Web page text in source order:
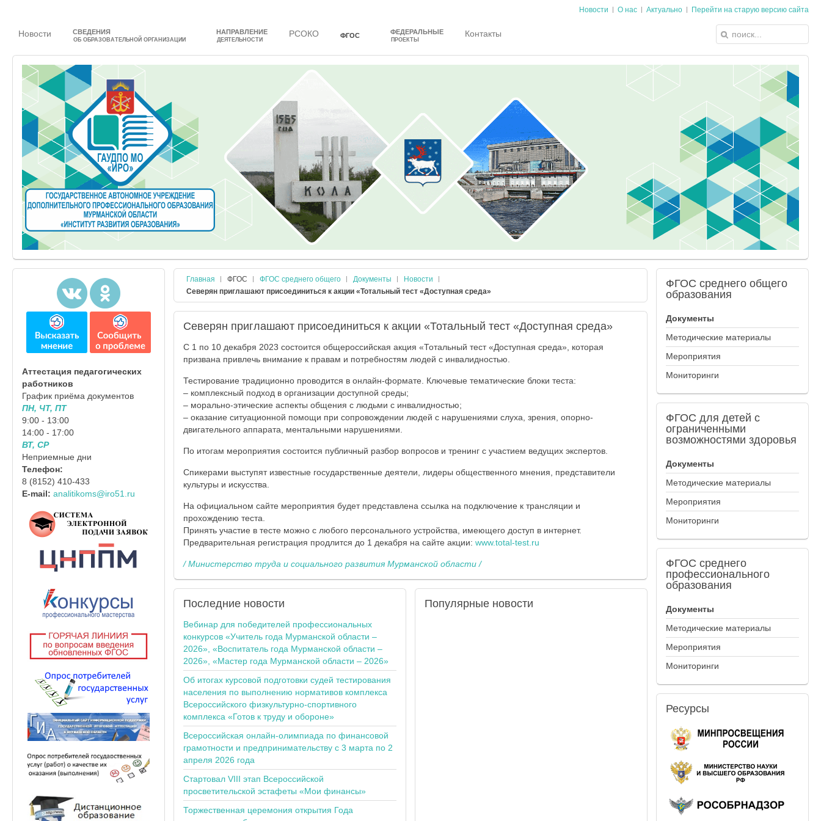
Новости О нас Актуально Перейти на старую версию сайта
Новости СВЕДЕНИЯ
ОБ ОБРАЗОВАТЕЛЬНОЙ ОРГАНИЗАЦИИ
НАПРАВЛЕНИЕ
ДЕЯТЕЛЬНОСТИ
РСОКО ФГОС ФЕДЕРАЛЬНЫЕ
ПРОЕКТЫ
Контакты
Главная ФГОС ФГОС среднего общего Документы
Новости
Северян приглашают присоединиться к акции «Тотальный тест «Доступная среда»
Северян приглашают присоединиться к акции «Тотальный тест «Доступная среда»
С 1 по 10 декабря 2023 состоится общероссийская акция «Тотальный тест «Доступная среда», которая
призвана привлечь внимание к правам и потребностям людей с инвалидностью.
Тестирование традиционно проводится в онлайн-формате. Ключевые тематические блоки теста:
– комплексный подход в организации доступной среды;
– морально-этические аспекты общения с людьми с инвалидностью;
– оказание ситуационной помощи при сопровождении людей с нарушениями слуха, зрения, опорно-
двигательного аппарата, ментальными нарушениями.
По итогам мероприятия состоится публичный разбор вопросов и тренинг с участием ведущих экспертов.
Спикерами выступят известные государственные деятели, лидеры общественного мнения, представители
культуры и искусства.
На официальном сайте мероприятия будет представлена ссылка на подключение к трансляции и
прохождению теста.
Принять участие в тесте можно с любого персонального устройства, имеющего доступ в интернет.
Предварительная регистрация продлится до 1 декабря на сайте акции: www.total-test.ru
/ Министерство труда и социального развития Мурманской области /
Последниеновости
Вебинар для победителей профессиональных
конкурсов «Учитель года Мурманской области –
2026», «Воспитатель года Мурманской области –
2026», «Мастер года Мурманской области – 2026»
Об итогах курсовой подготовки судей тестирования
населения по выполнению нормативов комплекса
Всероссийского физкультурно-спортивного
комплекса «Готов к труду и обороне»
Всероссийская онлайн-олимпиада по финансовой
грамотности и предпринимательству с 3 марта по 2
апреля 2026 года
Стартовал VIII этап Всероссийской
просветительской эстафеты «Мои финансы»
Торжественная церемония открытия Года
Популярныеновости
Аттестация педагогических
работников
График приёма документов
ПН, ЧТ, ПТ
9:00 - 13:00
14:00 - 17:00
ВТ, СР
Неприемные дни
Телефон:
8 (8152) 410-433
E-mail: analitikoms@iro51.ru
ФГОС среднего общего
образования
Документы
Методические материалы
Мероприятия
Мониторинги
ФГОС для детей с
ограниченными
возможностями здоровья
Документы
Методические материалы
Мероприятия
Мониторинги
ФГОС среднего
профессионального
образования
Документы
Методические материалы
Мероприятия
Мониторинги
Ресурсы